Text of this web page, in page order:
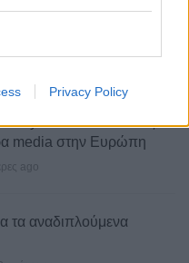
Privacy Policy
8 Elite Gen 6 Pro
Z αποσπά θετικές
media στην Ευρώπη
ago
τα αναδιπλούμενα